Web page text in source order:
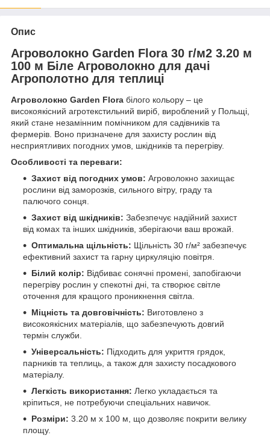
Опис
Агроволокно Garden Flora 30 г/м2 3.20 м
100 м Біле Агроволокно для дачі
Агрополотно для теплиці
Агроволокно Garden Flora білого кольору – це
високоякісний агротекстильний виріб, вироблений у Польщі,
який стане незамінним помічником для садівників та
фермерів. Воно призначене для захисту рослин від
несприятливих погодних умов, шкідників та перегріву.
Особливості та переваги:
Захист від погодних умов: Агроволокно захищає
рослини від заморозків, сильного вітру, граду та
палючого сонця.
Захист від шкідників: Забезпечує надійний захист
від комах та інших шкідників, зберігаючи ваш врожай.
Оптимальна щільність: Щільність 30 г/м² забезпечує
ефективний захист та гарну циркуляцію повітря.
Білий колір: Відбиває сонячні промені, запобігаючи
перегріву рослин у спекотні дні, та створює світле
оточення для кращого проникнення світла.
Міцність та довговічність: Виготовлено з
високоякісних матеріалів, що забезпечують довгий
термін служби.
Універсальність: Підходить для укриття грядок,
парників та теплиць, а також для захисту посадкового
матеріалу.
Легкість використання: Легко укладається та
кріпиться, не потребуючи спеціальних навичок.
Розміри: 3.20 м х 100 м, що дозволяє покрити велику
площу.